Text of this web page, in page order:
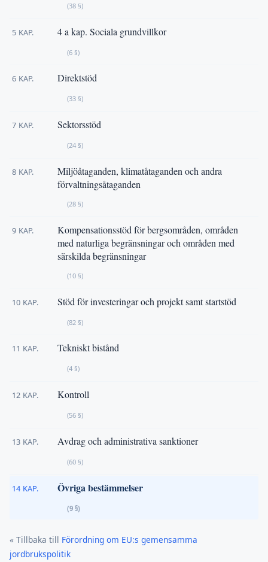
(38 §)
5 KAP. 4 a kap. Sociala grundvillkor
(6 §)
6 KAP. Direktstöd
(33 §)
7 KAP. Sektorsstöd
(24 §)
8 KAP.
Miljöåtaganden, klimatåtaganden och andra
förvaltningsåtaganden
(28 §)
9 KAP.
Kompensationsstöd för bergsområden, områden
med naturliga begränsningar och områden med
särskilda begränsningar
(10 §)
10 KAP. Stöd för investeringar och projekt samt startstöd
(82 §)
11 KAP. Tekniskt bistånd
(4 §)
12 KAP. Kontroll
(56 §)
13 KAP. Avdrag och administrativa sanktioner
(60 §)
14 KAP. Övriga bestämmelser
(9 §)
« Tillbaka till Förordning om EU:s gemensamma
jordbrukspolitik